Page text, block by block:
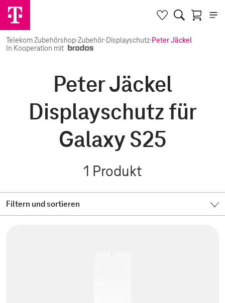
Telekom Zubehörshop·Zubehör·Displayschutz·Peter Jäckel
In Kooperation mit
Peter Jäckel
Displayschutz für
Galaxy S25
1 Produkt
Filtern und sortieren